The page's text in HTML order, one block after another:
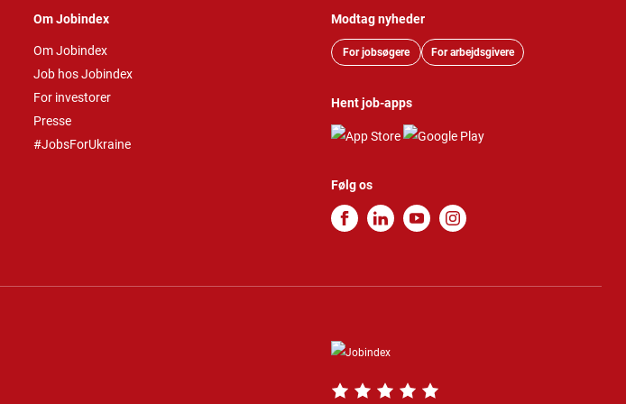
Om Jobindex
Om Jobindex
Job hos Jobindex
For investorer
Presse
#JobsForUkraine
Modtag nyheder
For jobsøgere For arbejdsgivere
Hent job-apps
Følg os